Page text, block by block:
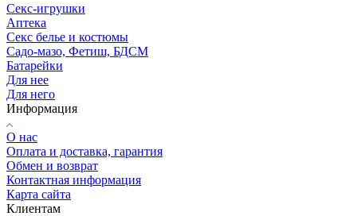
Секс-игрушки
Аптека
Секс белье и костюмы
Садо-мазо, Фетиш, БДСМ
Батарейки
Для нее
Для него
Информация
О нас
Оплата и доставка, гарантия
Обмен и возврат
Контактная информация
Карта сайта
Клиентам